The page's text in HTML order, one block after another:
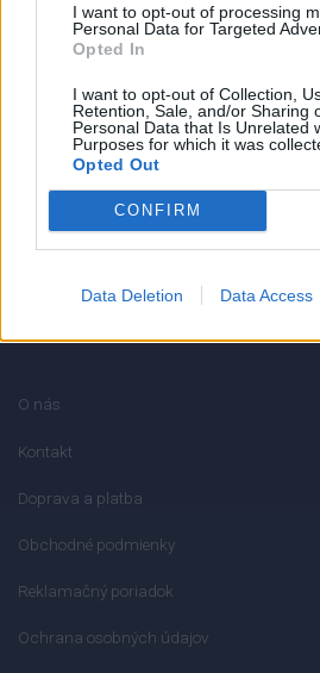
I want to opt-out of processing
Personal Data for Targeted
Opted In
I want to opt-out of Collection,
Retention, Sale, and/or Sharing
Personal Data that Is Unrelated
Purposes for which it was
Opted Out
CONFIRM
Data Deletion Data Access
Strojnícka 5, Prešov
Strojnícka 5, Prešov
051/776 56 18
info@mktools.sk
INFORMÁCIE
O nás
Kontakt
Doprava a platba
Obchodné podmienky
Reklamačný poriadok
Ochrana osobných údajov